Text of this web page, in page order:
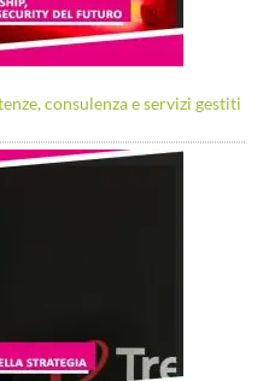
consulenza e servizi gestiti